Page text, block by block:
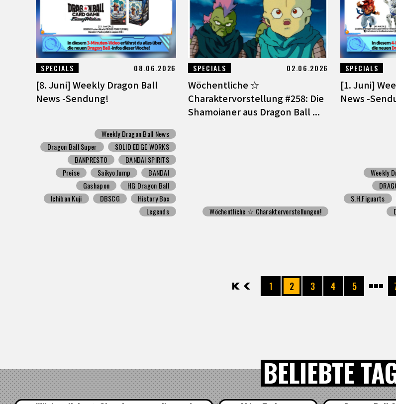
SPECIALS 08.06.2026
[8. Juni] Weekly Dragon Ball
News -Sendung!
Weekly Dragon Ball News
Dragon Ball Super
SOLID EDGE WORKS
BANPRESTO
BANDAI SPIRITS
Preise
Saikyo Jump
BANDAI
Gashapon
HG Dragon Ball
Ichiban Kuji
DBSCG
History Box
Legends
SPECIALS 02.06.2026
Wöchentliche ☆
Charaktervorstellung #258: Die
Shamoianer aus Dragon Ball ...
Wöchentliche ☆ Charaktervorstellungen!
SPECIALS
[1. Juni]
News -
Weekly
S.H.Figuarts
先頭 1 2 3 4 5
BELIEBTE